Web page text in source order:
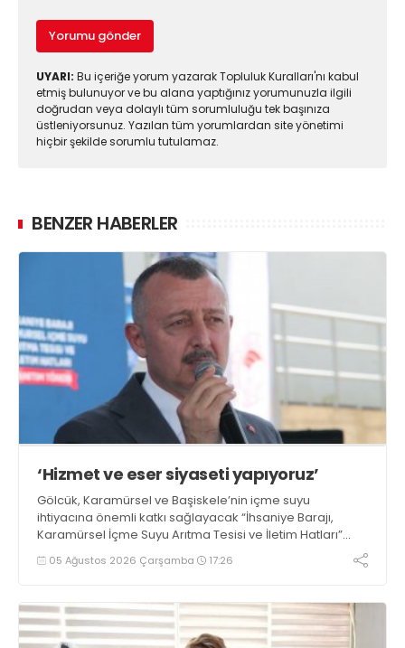
Yorumu gönder
UYARI: Bu içeriğe yorum yazarak Topluluk Kuralları'nı kabul
etmiş bulunuyor ve bu alana yaptığınız yorumunuzla ilgili
doğrudan veya dolaylı tüm sorumluluğu tek başınıza
üstleniyorsunuz. Yazılan tüm yorumlardan site yönetimi
hiçbir şekilde sorumlu tutulamaz.
BENZER HABERLER
‘Hizmet ve eser siyaseti yapıyoruz’
Gölcük, Karamürsel ve Başiskele’nin içme suyu
ihtiyacına önemli katkı sağlayacak “İhsaniye Barajı,
Karamürsel İçme Suyu Arıtma Tesisi ve İletim Hatları”
projesinin tanıtım töreninde konuşan Büyükşehir
Belediye Başkanı Tahir Büyükakın, “Hizmet ve eser
05 Ağustos 2026 Çarşamba 17:26